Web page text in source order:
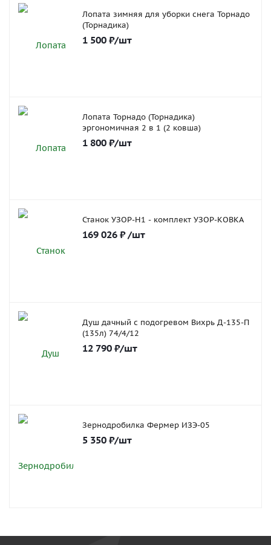
Лопата зимняя для уборки снега Торнадо
(Торнадика)
1 500 ₽/шт
Лопата Торнадо (Торнадика)
эргономичная 2 в 1 (2 ковша)
1 800 ₽/шт
Станок УЗОР-Н1 - комплект УЗОР-КОВКА
169 026 ₽ /шт
Душ дачный с подогревом Вихрь Д-135-П
(135л) 74/4/12
12 790 ₽/шт
Зернодробилка Фермер ИЗЭ-05
5 350 ₽/шт